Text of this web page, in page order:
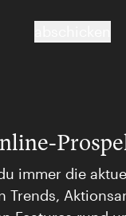
immer die
Trends,